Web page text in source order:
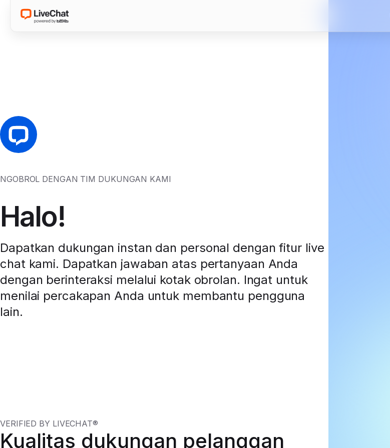
NGOBROL DENGAN TIM DUKUNGAN KAMI
Halo!
Dapatkan dukungan instan dan personal dengan fitur live
chat kami. Dapatkan jawaban atas pertanyaan Anda
dengan berinteraksi melalui kotak obrolan. Ingat untuk
menilai percakapan Anda untuk membantu pengguna
lain.
VERIFIED BY LIVECHAT®
Kualitas dukungan pelanggan